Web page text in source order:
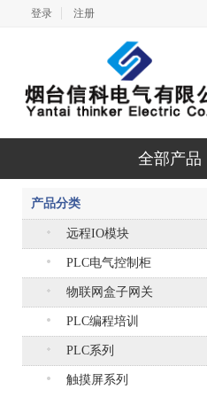
登录 注册
全部产品
产品分类
远程IO模块
PLC电气控制柜
物联网盒子网关
PLC编程培训
PLC系列
触摸屏系列